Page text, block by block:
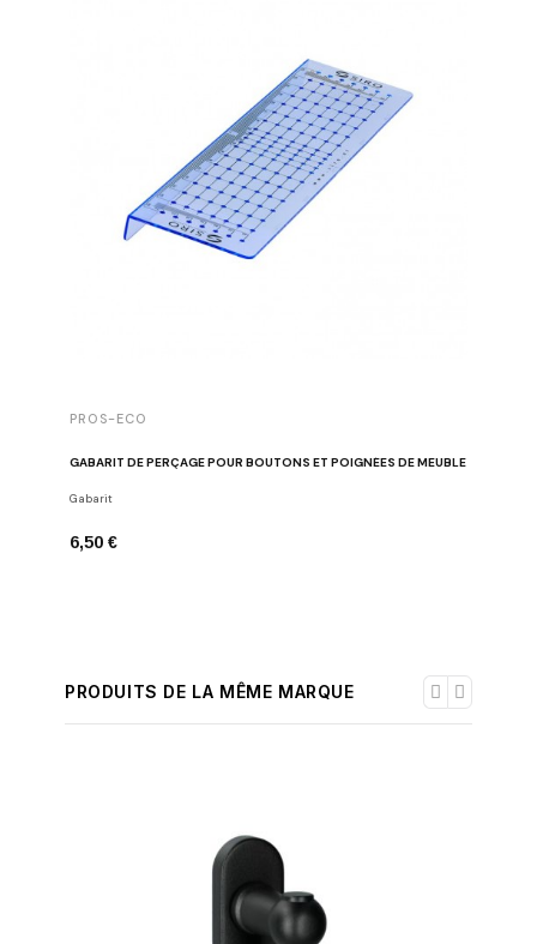
PROS-ECO
GABARIT DE PERÇAGE POUR BOUTONS ET POIGNÉES DE MEUBLE
Gabarit
6,50 €
PRODUITS DE LA MÊME MARQUE